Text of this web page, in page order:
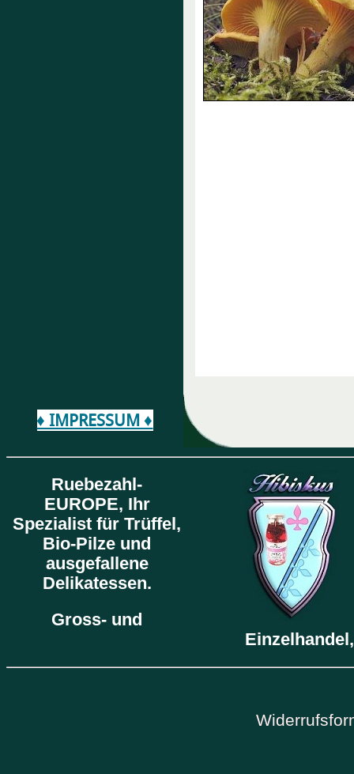
♦ IMPRESSUM ♦
Ruebezahl-
EUROPE, Ihr
Spezialist für Trüffel,
Bio-Pilze und
ausgefallene
Delikatessen.
Gross- und